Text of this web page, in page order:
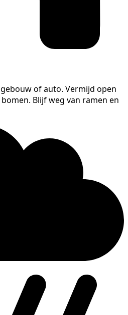
of auto. Vermijd open
Blijf weg van ramen en